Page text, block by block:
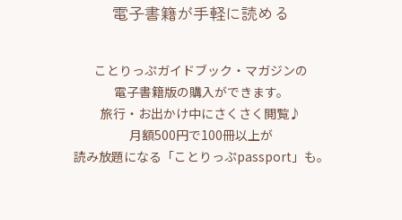
電子書籍が手軽に読める
ことりっぷガイドブック・マガジンの
電子書籍版の購入ができます。
旅行・お出かけ中にさくさく閲覧♪
月額500円で100冊以上が
読み放題になる「ことりっぷpassport」も。